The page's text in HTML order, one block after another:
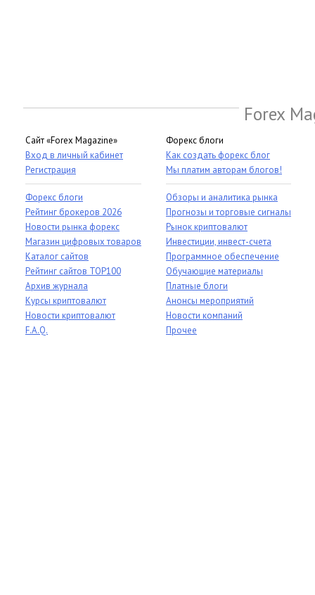
Forex
Сайт «Forex Magazine»
Вход в личный кабинет
Регистрация
Форекс блоги
Рейтинг брокеров 2026
Новости рынка форекс
Магазин цифровых товаров
Каталог сайтов
Рейтинг сайтов TOP100
Архив журнала
Курсы криптовалют
Новости криптовалют
F.A.Q.
Форекс блоги
Как создать форекс блог
Мы платим авторам блогов!
Обзоры и аналитика рынка
Прогнозы и торговые сигналы
Рынок криптовалют
Инвестиции, инвест-счета
Программное обеспечение
Обучающие материалы
Платные блоги
Анонсы мероприятий
Новости компаний
Прочее